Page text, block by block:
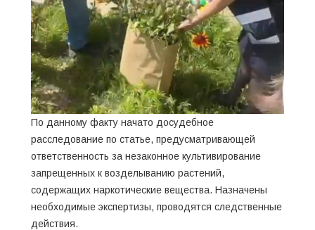
По данному факту начато досудебное
расследование по статье, предусматривающей
ответственность за незаконное культивирование
запрещенных к возделыванию растений,
содержащих наркотические вещества. Назначены
необходимые экспертизы, проводятся следственные
действия.